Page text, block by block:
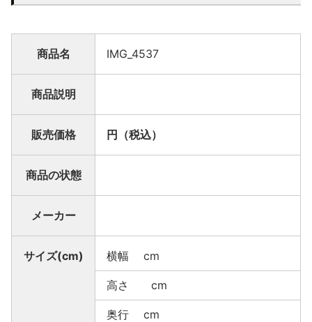
商品名 IMG_4537
商品説明
販売価格 円（税込）
商品の状態
メーカー
サイズ(cm) 横幅 cm
高さ cm
奥行 cm